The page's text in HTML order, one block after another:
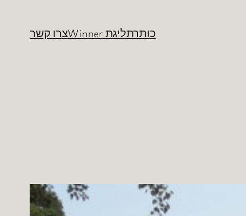
כותרתליגת Winner צרו קשר